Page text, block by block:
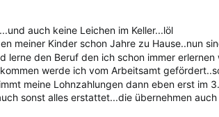
auch keine Leichen im Keller...löl
meiner Kinder schon Jahre zu Hause..nun
lerne den Beruf den ich schon immer erlernen
werde ich vom Arbeitsamt
meine Lohnzahlungen dann eben erst im
sonst alles erstattet...die übernehmen